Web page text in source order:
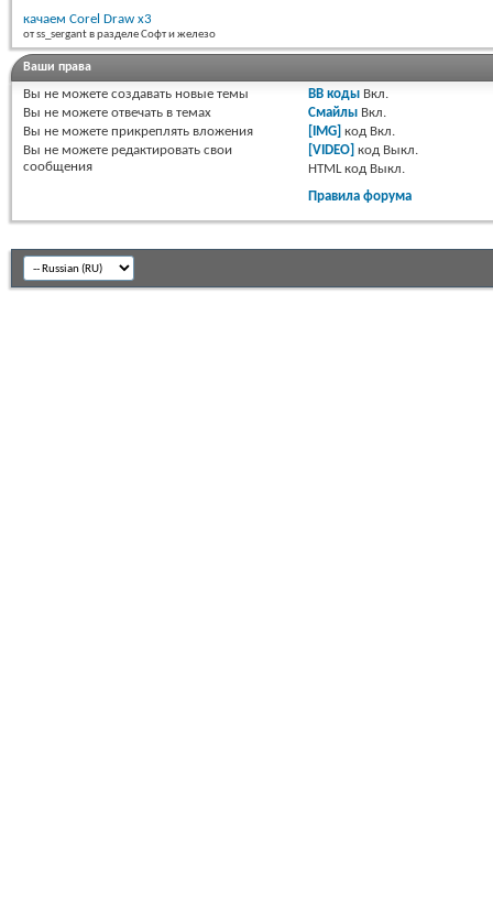
качаем Corel Draw x3
от ss_sergant в разделе Софт и железо
Ваши права
Вы не можете создавать новые темы
Вы не можете отвечать в темах
Вы не можете прикреплять вложения
Вы не можете редактировать свои
сообщения
BB коды Вкл.
Смайлы Вкл.
[IMG] код Вкл.
[VIDEO] код Выкл.
HTML код Выкл.
Правила форума